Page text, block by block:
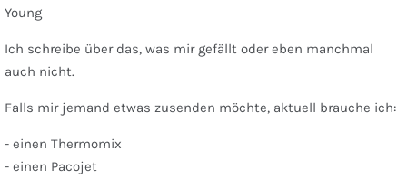
Young
Ich schreibe über das, was mir gefällt oder eben manchmal
auch nicht.
Falls mir jemand etwas zusenden möchte, aktuell brauche ich:
- einen Thermomix
- einen Pacojet